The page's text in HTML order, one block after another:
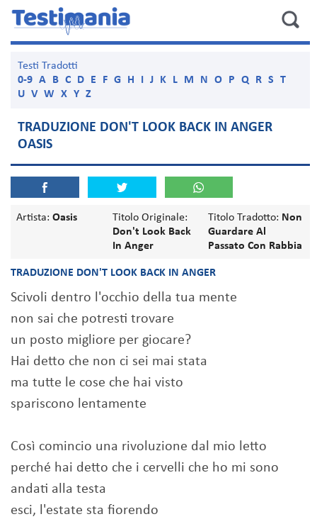
Testi Tradotti
0-9 A B C D E F G H J K L M N O P Q R S
T
U V W X Y Z
TRADUZIONE DON'T LOOK BACK IN ANGER
OASIS
Artista: Oasis
Titolo Originale:
Don't Look Back
In Anger
Titolo Tradotto: Non
Guardare Al
Passato Con Rabbia
TRADUZIONE DON'T LOOK BACK IN ANGER
Scivoli dentro l'occhio della tua mente
non sai che potresti trovare
un posto migliore per giocare?
Hai detto che non ci sei mai stata
ma tutte le cose che hai visto
spariscono lentamente
Così comincio una rivoluzione dal mio letto
perché hai detto che i cervelli che ho mi sono
andati alla testa
esci, l'estate sta fiorendo